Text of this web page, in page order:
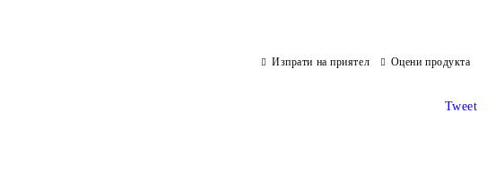
Изпрати на приятел Оцени продукта
Tweet